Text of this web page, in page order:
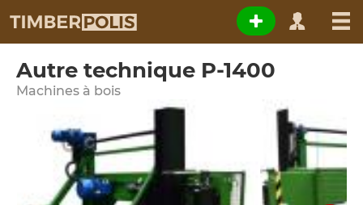
Autre technique P-1400
Machines à bois